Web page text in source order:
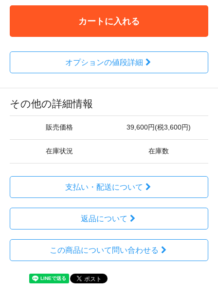
カートに入れる
オプションの値段詳細
その他の詳細情報
販売価格 39,600円(税3,600円)
在庫状況 在庫数
支払い・配送について
返品について
この商品について問い合わせる